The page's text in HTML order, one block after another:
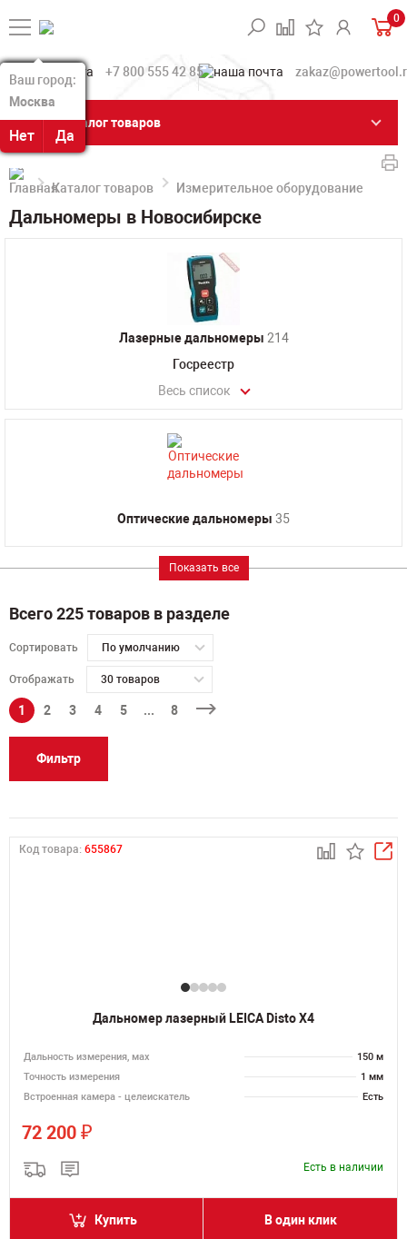
Ваш город:
Москва
Нет Да
Ваш город:
Москва
Нет Да
0
+7 800 555 42 85
Каталог товаров
Каталог товаров Измерительное оборудование
Дальномеры в Новосибирске
Лазерные дальномеры 214
Госреестр
Весь список
Оптические дальномеры 35
Показать все
Всего 225 товаров в разделе
Сортировать По умолчанию
Отображать 30 товаров
1 2 3 4 5 ... 8
Фильтр
Код товара: 655867
Дальномер лазерный LEICA Disto X4
Дальность измерения, мах
150 м
Точность измерения
1 мм
Встроенная камера - целеискатель
Есть
72 200 ₽
Есть в наличии
Купить В один клик